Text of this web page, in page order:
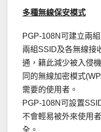
多種無線保安模式
PGP-108N可建立兩
兩組SSID及各無線接
通，籍此減少被入侵
同的無線加密模式
需要的使用者。
PGP-108N可設置
不會輕易被外來使用
全。